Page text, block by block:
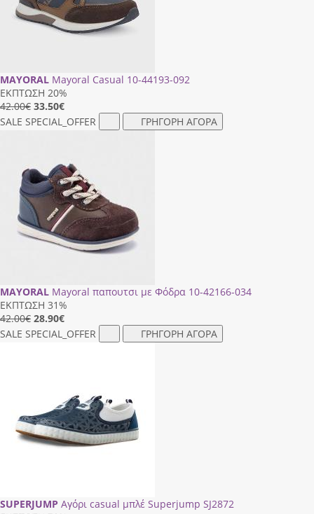
MAYORAL Mayoral Casual 10-44193-092
ΕΚΠΤΩΣΗ 20%
42.00€ 33.50€
SALE SPECIAL_OFFER ΓΡΗΓΟΡΗ ΑΓΟΡΑ
MAYORAL Mayoral παπουτσι με Φόδρα 10-42166-034
ΕΚΠΤΩΣΗ 31%
42.00€ 28.90€
SALE SPECIAL_OFFER ΓΡΗΓΟΡΗ ΑΓΟΡΑ
SUPERJUMP Αγόρι casual μπλέ Superjump SJ2872